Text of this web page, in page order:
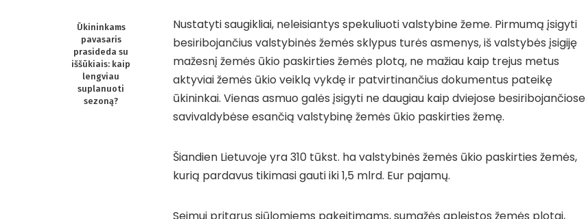
Ūkininkams
pavasaris
prasideda su
iššūkiais: kaip
lengviau
suplanuoti
sezoną?
Nustatyti saugikliai, neleisiantys spekuliuoti valstybine žeme. Pirmumą įsigyti
besiribojančius valstybinės žemės sklypus turės asmenys, iš valstybės įsigiję
mažesnį žemės ūkio paskirties žemės plotą, ne mažiau kaip trejus metus
aktyviai žemės ūkio veiklą vykdę ir patvirtinančius dokumentus pateikę
ūkininkai. Vienas asmuo galės įsigyti ne daugiau kaip dviejose besiribojančiose
savivaldybėse esančią valstybinę žemės ūkio paskirties žemę.
Šiandien Lietuvoje yra 310 tūkst. ha valstybinės žemės ūkio paskirties žemės,
kurią pardavus tikimasi gauti iki 1,5 mlrd. Eur pajamų.